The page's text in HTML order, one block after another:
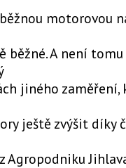
motorovou
A není
jiného zaměření,
ještě zvýšit
Agropodniku